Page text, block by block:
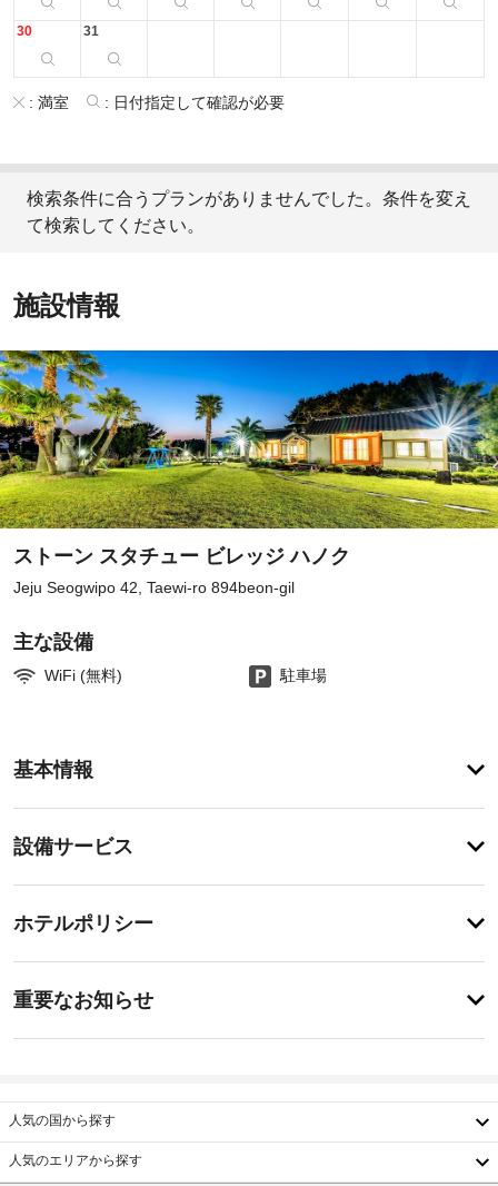
30 31
: 満室 : 日付指定して確認が必要
検索条件に合うプランがありませんでした。条件を変え
て検索してください。
施設情報
ストーン スタチュー ビレッジ ハノク
Jeju Seogwipo 42, Taewi-ro 894beon-gil
主な設備
WiFi (無料) 駐車場
基本情報
メ
ィ
園
ら
め
を
料)
バ
設備サービス
設
ー
ー
タ
ー
な
ホテルポリシー
ェ
ッ
ク
イ
ン
22:00
施
設
重要なお知らせ
に
あ
人気の国から探す
韓
人気のエリアから探す